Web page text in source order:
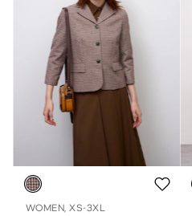
WOMEN, XS-3XL